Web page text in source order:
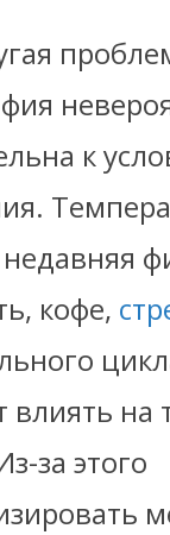
к
кофе,
влиять на
за этого